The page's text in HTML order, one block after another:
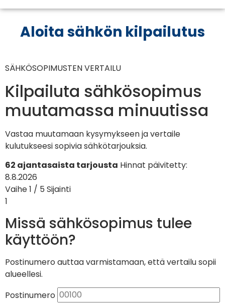
Aloita sähkön kilpailutus
SÄHKÖSOPIMUSTEN VERTAILU
Kilpailuta sähkösopimus
muutamassa minuutissa
Vastaa muutamaan kysymykseen ja vertaile
kulutukseesi sopivia sähkötarjouksia.
62 ajantasaista tarjousta Hinnat päivitetty:
8.8.2026
Vaihe 1 / 5 Sijainti
1
Missä sähkösopimus tulee
käyttöön?
Postinumero auttaa varmistamaan, että vertailu sopii
alueellesi.
Postinumero